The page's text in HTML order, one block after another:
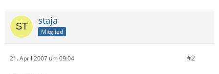
staja
Mitglied
21. April 2007 um 09:04 #2